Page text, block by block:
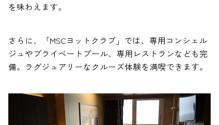
を味わえます。
さらに、「MSCヨットクラブ」では、専用コンシェル
ジュやプライベートプール、専用レストランなども完
備。ラグジュアリーなクルーズ体験を満喫できます。